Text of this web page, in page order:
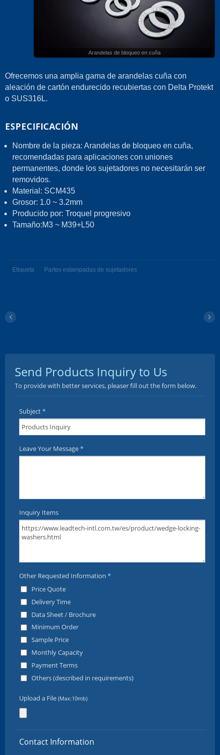
Arandelas de bloqueo en cuña
Ofrecemos una amplia gama de arandelas cuña con
aleación de cartón endurecido recubiertas con Delta Protekt
o SUS316L.
ESPECIFICACIÓN
Nombre de la pieza: Arandelas de bloqueo en cuña,
recomendadas para aplicaciones con uniones
permanentes, donde los sujetadores no necesitarán ser
removidos.
Material: SCM435
Grosor: 1.0 ~ 3.2mm
Producido por: Troquel progresivo
Tamaño:M3 ~ M39+L50
Etiqueta Partes estampadas de sujetadores